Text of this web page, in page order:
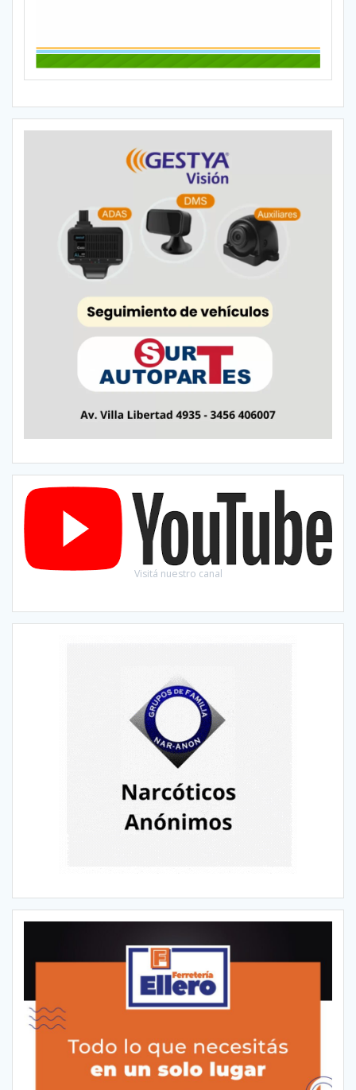
Visitá nuestro canal